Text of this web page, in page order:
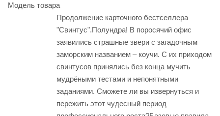
Модель товара
Продолжение карточного бестселлера
"Свинтус".Полундра! В поросячий офис
заявились страшные звери с загадочным
заморским названием – коучи. С их приходом
свинтусов принялись без конца мучить
мудрёными тестами и непонятными
заданиями. Сможете ли вы извернуться и
пережить этот чудесный период